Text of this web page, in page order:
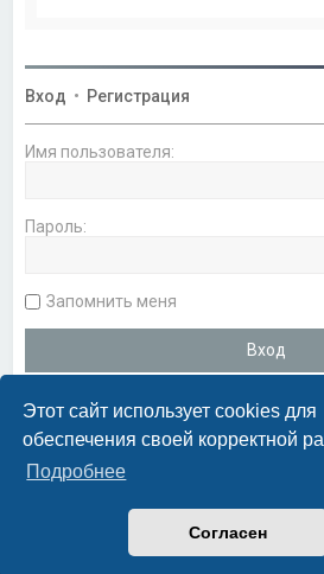
Этот сайт использует cookies для
обеспечения своей корректной
Подробнее
Согласен
Вход • Регистрация
Имя пользователя:
Пароль:
Запомнить меня
phpBB